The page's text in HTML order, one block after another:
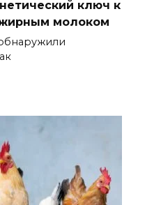
ключ к
молоком